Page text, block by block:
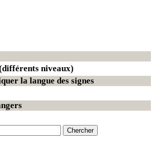
niveaux)
la langue des signes